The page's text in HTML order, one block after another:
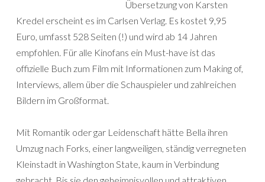
Übersetzung von Karsten
Kredel erscheint es im Carlsen Verlag. Es kostet 9,95
Euro, umfasst 528 Seiten (!) und wird ab 14 Jahren
empfohlen. Für alle Kinofans ein Must-have ist das
offizielle Buch zum Film mit Informationen zum Making of,
Interviews, allem über die Schauspieler und zahlreichen
Bildern im Großformat.
Mit Romantik oder gar Leidenschaft hätte Bella ihren
Umzug nach Forks, einer langweiligen, ständig verregneten
Kleinstadt in Washington State, kaum in Verbindung